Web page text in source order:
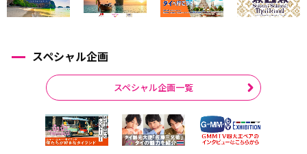
スペシャル企画
スペシャル企画一覧